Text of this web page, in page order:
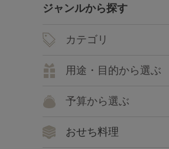
ジャンルから探す
カテゴリ
用途・目的から選ぶ
予算から選ぶ
おせち料理